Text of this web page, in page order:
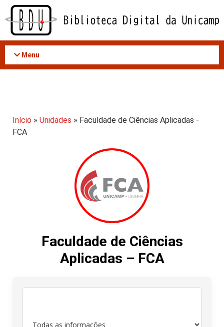
Acessar
conteúdo
Menu
Início » Unidades » Faculdade de Ciências Aplicadas -
FCA
Faculdade de Ciências
Aplicadas – FCA